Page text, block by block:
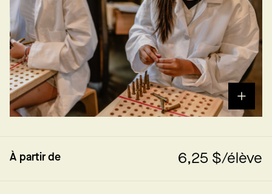
À partir de 6,25 $/élève